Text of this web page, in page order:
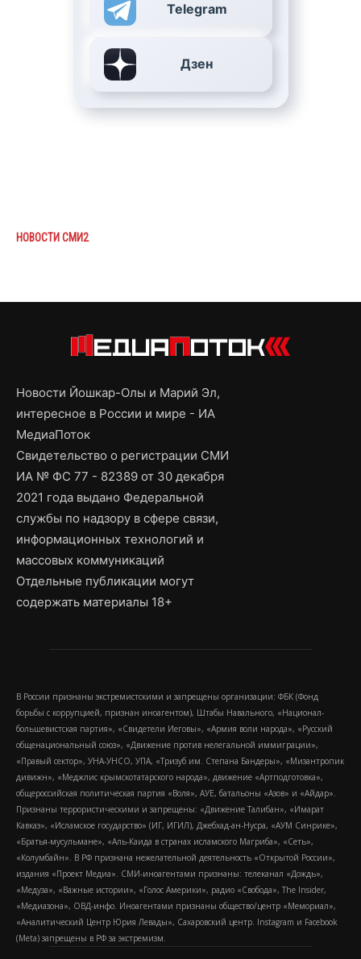
Telegram
Дзен
НОВОСТИ СМИ2
Новости Йошкар-Олы и Марий Эл,
интересное в России и мире - ИА
МедиаПоток
Свидетельство о регистрации СМИ
ИА № ФС 77 - 82389 от 30 декабря
2021 года выдано Федеральной
службы по надзору в сфере связи,
информационных технологий и
массовых коммуникаций
Отдельные публикации могут
содержать материалы 18+
В России признаны экстремистскими и запрещены организации: ФБК (Фонд
борьбы с коррупцией, признан иноагентом), Штабы Навального, «Национал-
большевистская партия», «Свидетели Иеговы», «Армия воли народа», «Русский
общенациональный союз», «Движение против нелегальной иммиграции»,
«Правый сектор», УНА-УНСО, УПА, «Тризуб им. Степана Бандеры», «Мизантропик
дивижн», «Меджлис крымскотатарского народа», движение «Артподготовка»,
общероссийская политическая партия «Воля», АУЕ, батальоны «Азов» и «Айдар».
Признаны террористическими и запрещены: «Движение Талибан», «Имарат
Кавказ», «Исламское государство» (ИГ, ИГИЛ), Джебхад-ан-Нусра, «АУМ Синрике»,
«Братья-мусульмане», «Аль-Каида в странах исламского Магриба», «Сеть»,
«Колумбайн». В РФ признана нежелательной деятельность «Открытой России»,
издания «Проект Медиа». СМИ-иноагентами признаны: телеканал «Дождь»,
«Медуза», «Важные истории», «Голос Америки», радио «Свобода», The Insider,
«Медиазона», ОВД-инфо. Иноагентами признаны общество/центр «Мемориал»,
«Аналитический Центр Юрия Левады», Сахаровский центр. Instagram и Facebook
(Metа) запрещены в РФ за экстремизм.